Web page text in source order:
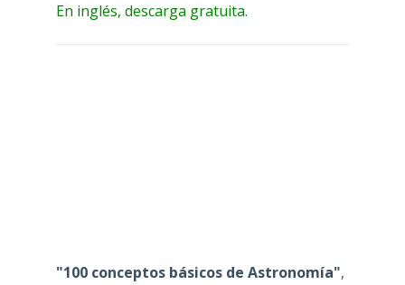
En inglés, descarga gratuita.
"100 conceptos básicos de Astronomía",